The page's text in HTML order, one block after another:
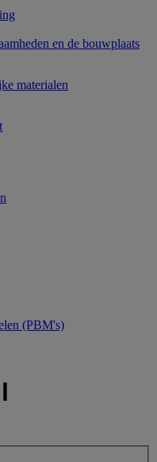
en de bouwplaats
materialen
(PBM's)